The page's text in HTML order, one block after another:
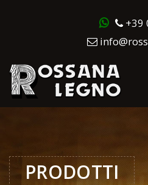
+39
PRODOTTI